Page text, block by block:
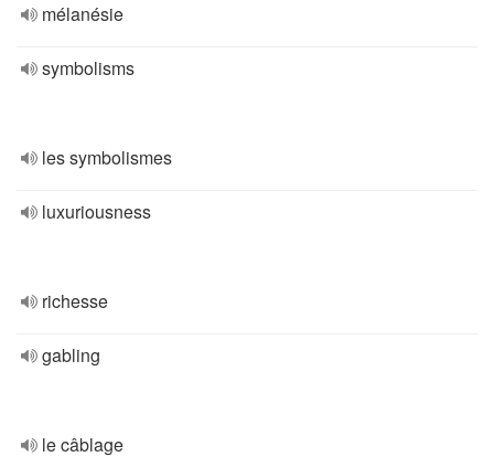
mélanésie
symbolisms
les symbolismes
luxuriousness
richesse
gabling
le câblage